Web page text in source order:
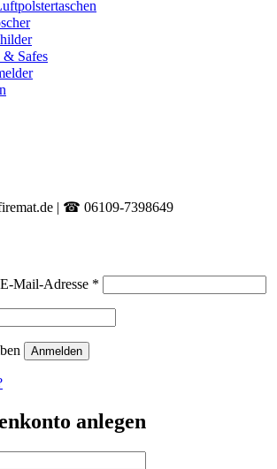
& Safes
| ☎ 06109-7398649
Mail-Adresse *
Anmelden
anlegen